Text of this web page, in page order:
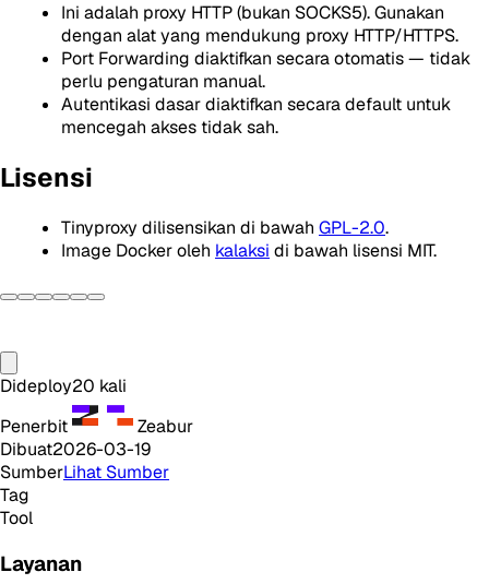
Ini adalah proxy HTTP (bukan SOCKS5). Gunakan
dengan alat yang mendukung proxy HTTP/HTTPS.
Port Forwarding diaktifkan secara otomatis — tidak
perlu pengaturan manual.
Autentikasi dasar diaktifkan secara default untuk
mencegah akses tidak sah.
Lisensi
Tinyproxy dilisensikan di bawah GPL-2.0.
Image Docker oleh kalaksi di bawah lisensi MIT.
Dideploy20 kali
Penerbit
Zeabur
Dibuat2026-03-19
SumberLihat Sumber
Tag
Tool
Layanan